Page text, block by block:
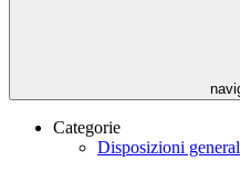
Categorie
Disposizioni